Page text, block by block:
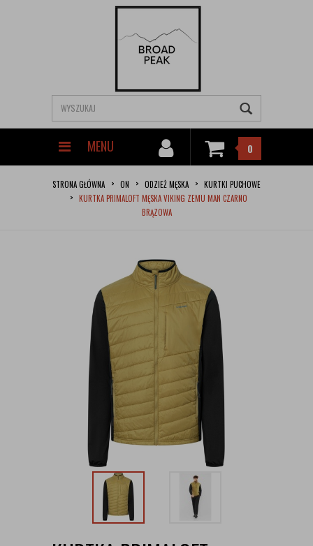
MENU 0
STRONA GŁÓWNA ON ODZIEŻ MĘSKA
KURTKI PUCHOWE
KURTKA PRIMALOFT MĘSKA VIKING ZEMU MAN CZARNO
BRĄZOWA